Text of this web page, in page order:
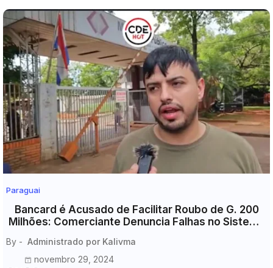
Paraguai
Bancard é Acusado de Facilitar Roubo de G. 200
Milhões: Comerciante Denuncia Falhas no Sistema
By - Administrado por Kalivma
novembro 29, 2024